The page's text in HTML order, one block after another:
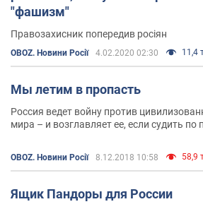
"фашизм"
Правозахисник попередив росіян
OBOZ. Новини Росії 4.02.2020 02:30 11,4
Мы летим в пропасть
Россия ведет войну против
мира – и возглавляет ее, если судить по
ХАМАС
OBOZ. Новини Росії 8.12.2018 10:58 58,9
Ящик Пандоры для России